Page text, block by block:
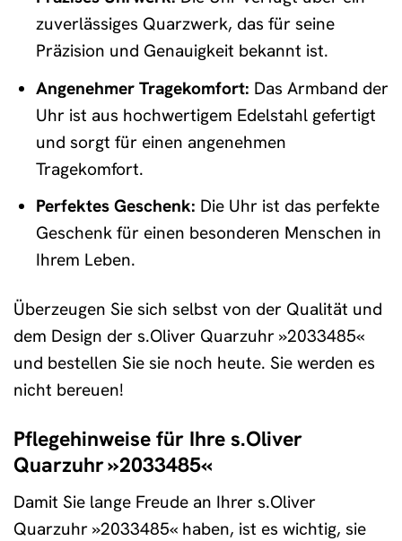
zuverlässiges Quarzwerk, das für seine
Präzision und Genauigkeit bekannt ist.
Angenehmer Tragekomfort: Das Armband der
Uhr ist aus hochwertigem Edelstahl gefertigt
und sorgt für einen angenehmen
Tragekomfort.
Perfektes Geschenk: Die Uhr ist das perfekte
Geschenk für einen besonderen Menschen in
Ihrem Leben.
Überzeugen Sie sich selbst von der Qualität und
dem Design der s.Oliver Quarzuhr »2033485«
und bestellen Sie sie noch heute. Sie werden es
nicht bereuen!
Pflegehinweise für Ihre s.Oliver
Quarzuhr »2033485«
Damit Sie lange Freude an Ihrer s.Oliver
Quarzuhr »2033485« haben, ist es wichtig, sie